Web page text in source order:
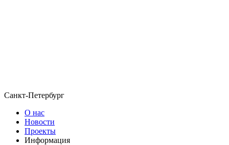
Санкт-Петербург
О нас
Новости
Проекты
Информация